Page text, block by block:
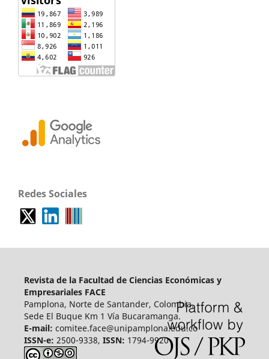
Redes Sociales
Revista de la Facultad de Ciencias Económicas y
Empresariales FACE
Pamplona, Norte de Santander, Colombia.
Sede El Buque Km 1 Vía Bucaramanga.
E-mail: comitee.face@unipamplona.edu.co
ISSN-e: 2500-9338, ISSN: 1794-9920